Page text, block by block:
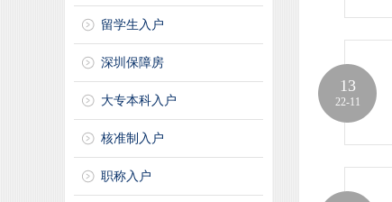
留学生入户
深圳保障房
大专本科入户
核准制入户
职称入户
13
22-11